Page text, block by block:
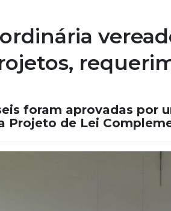
foram aprovadas por
Projeto de Lei